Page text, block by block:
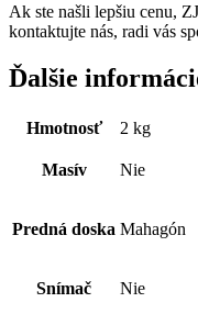
Ak ste našli lepšiu cenu,
kontaktujte nás, radi vás
Ďalšie
Hmotnosť 2 kg
Masív Nie
Predná doska Mahagón
Snímač Nie